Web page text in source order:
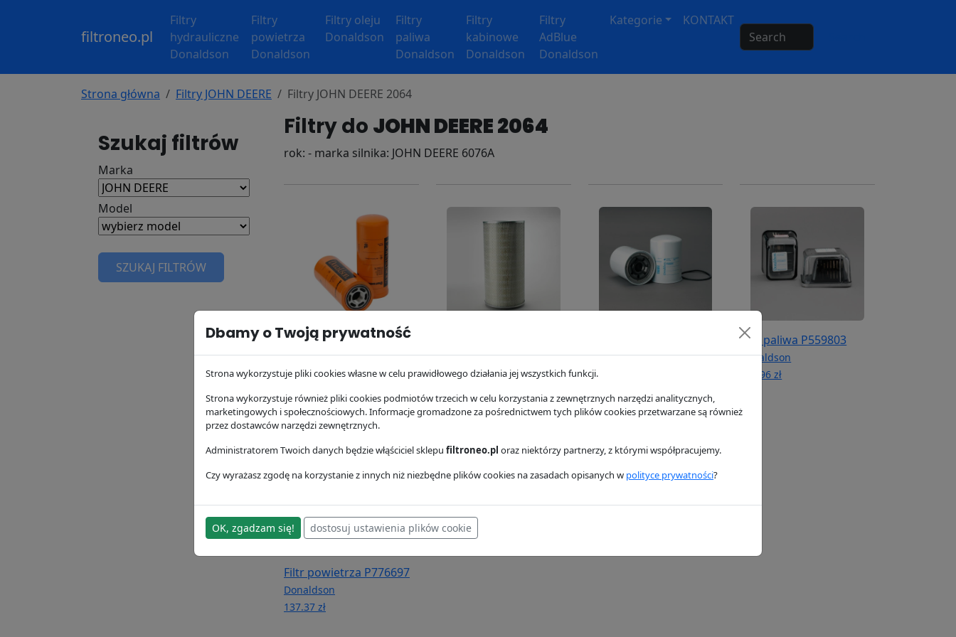
filtroneo.pl
Filtry
hydrauliczne
Donaldson
Filtry
powietrza
Donaldson
Filtry oleju
Donaldson
Filtry
paliwa
Donaldson
Filtry
kabinowe
Donaldson
Filtry
AdBlue
Donaldson
Kategorie
KONTAKT
Strona główna Filtry JOHN DEERE Filtry JOHN DEERE 2064
Szukaj filtrów
Marka
Model
SZUKAJ FILTRÓW
Filtry do JOHN DEERE 2064
rok: - marka silnika: JOHN DEERE 6076A
Filtr hydrauliczny
P164378
Donaldson
173.13 zł
Donaldson
188.81 zł
Donaldson
79.85 zł
Filtr paliwa P559803
Donaldson
139.96 zł
Filtr powietrza P776697
Donaldson
137.37 zł
Dbamy o Twoją prywatność
Strona wykorzystuje pliki cookies własne w celu prawidłowego działania jej wszystkich funkcji.
Strona wykorzystuje również pliki cookies podmiotów trzecich w celu korzystania z zewnętrznych narzędzi analitycznych,
marketingowych i społecznościowych. Informacje gromadzone za pośrednictwem tych plików cookies przetwarzane są również
przez dostawców narzędzi zewnętrznych.
Administratorem Twoich danych będzie włąściciel sklepu filtroneo.pl oraz niektórzy partnerzy, z którymi współpracujemy.
Czy wyrażasz zgodę na korzystanie z innych niż niezbędne plików cookies na zasadach opisanych w polityce prywatności?
OK, zgadzam się! dostosuj ustawienia plików cookie